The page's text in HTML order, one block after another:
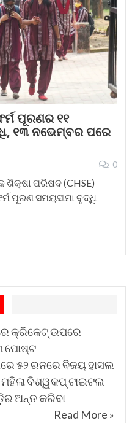
ପୂରଣର ୧୧
୧୩ ନଭେମ୍ବର ପରେ
0
ପରିଷଦ (CHSE)
ପୂରଣ ସମୟସୀମା ବୃଦ୍ଧି
କ୍ରିକେଟ୍ ଉପରେ
ପୋଷ୍ଟ
୫୨ ରନରେ ବିଜୟ ହାସଲ
ବିଶ୍ୱକପ୍ ଟାଇଟଲ
ଅନ୍ତ କରିବା
Read More »